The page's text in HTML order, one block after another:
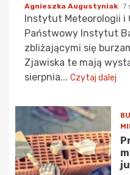
Agnieszka Augustyniak 7
Instytut Meteorologii i
Państwowy Instytut
zbliżającymi się
Zjawiska te mają
sierpnia... Czytaj dalej